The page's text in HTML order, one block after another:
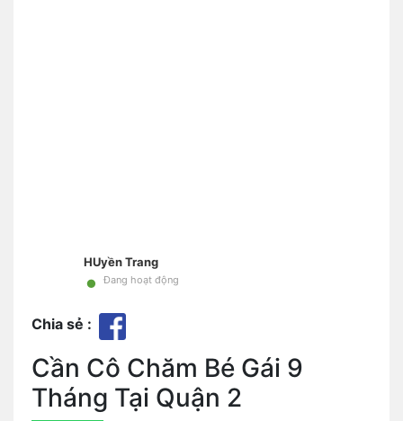
HUyền Trang
• Đang hoạt động
Chia sẻ :
Cần Cô Chăm Bé Gái 9
Tháng Tại Quận 2